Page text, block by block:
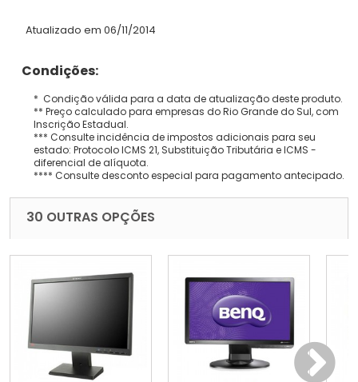
Atualizado em 06/11/2014
Condições:
* Condição válida para a data de atualização deste produto.
** Preço calculado para empresas do Rio Grande do Sul, com
Inscrição Estadual.
*** Consulte incidência de impostos adicionais para seu
estado: Protocolo ICMS 21, Substituição Tributária e ICMS -
diferencial de alíquota.
**** Consulte desconto especial para pagamento antecipado.
30 OUTRAS OPÇÕES